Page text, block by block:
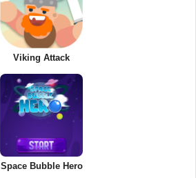
Viking Attack
Space Bubble Hero